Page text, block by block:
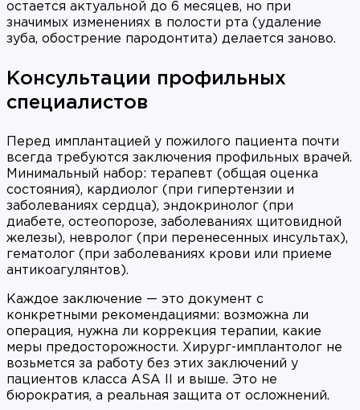
остается актуальной до 6 месяцев, но при
значимых изменениях в полости рта (удаление
зуба, обострение пародонтита) делается заново.
Консультации профильных
специалистов
Перед имплантацией у пожилого пациента почти
всегда требуются заключения профильных врачей.
Минимальный набор: терапевт (общая оценка
состояния), кардиолог (при гипертензии и
заболеваниях сердца), эндокринолог (при
диабете, остеопорозе, заболеваниях щитовидной
железы), невролог (при перенесенных инсультах),
гематолог (при заболеваниях крови или приеме
антикоагулянтов).
Каждое заключение — это документ с
конкретными рекомендациями: возможна ли
операция, нужна ли коррекция терапии, какие
меры предосторожности. Хирург-имплантолог не
возьмется за работу без этих заключений у
пациентов класса ASA II и выше. Это не
бюрократия, а реальная защита от осложнений.